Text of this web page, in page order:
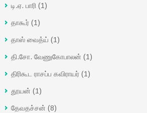
டி.ஏ. பாரி (1)
தாகூர் (1)
தாஸ் வைத்ய் (1)
தி.சோ. வேணுகோபாலன் (1)
திரிகூட ராசப்ப கவிராயர் (1)
தூயன் (1)
தேவதச்சன் (8)